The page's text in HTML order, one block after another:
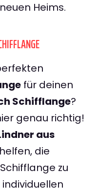
Heims.
für deinen
Schifflange?
genau richtig!
aus
die
zu